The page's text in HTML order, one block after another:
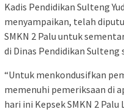
Kadis Pendidikan Sulteng
menyampaikan, telah
SMKN 2 Palu untuk
di Dinas Pendidikan Sulteng
“Untuk menkondusifkan
memenuhi pemeriksaan di
hari ini Kepsek SMKN 2